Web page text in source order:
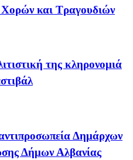
και Τραγουδιών
της κληρονομιά
Δημάρχων
Δήμων Αλβανίας